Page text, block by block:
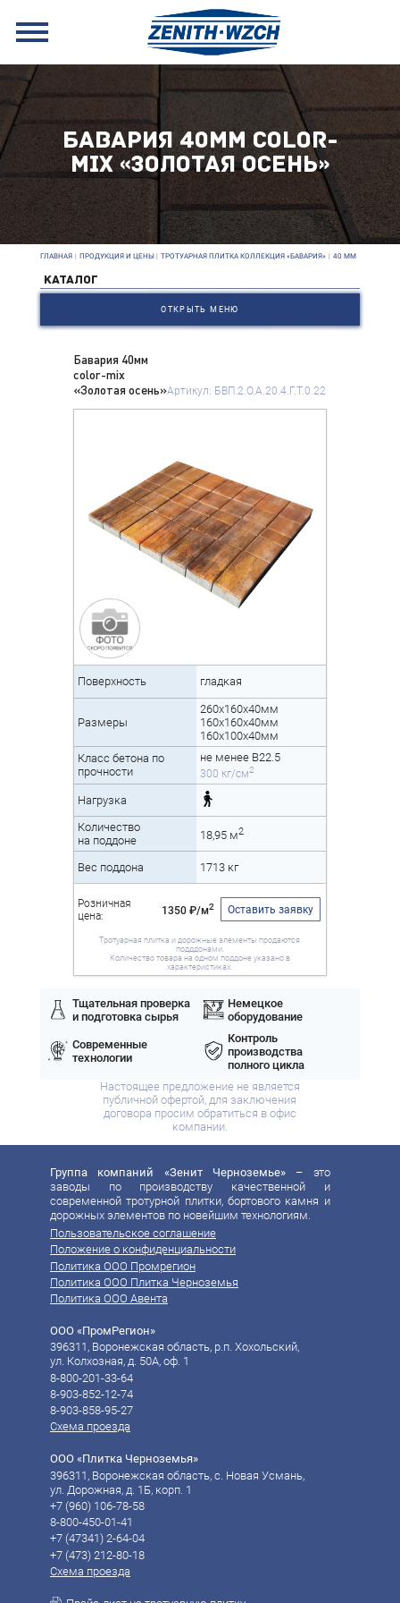
БАВАРИЯ 40ММ COLOR-
MIX «ЗОЛОТАЯ ОСЕНЬ»
ГЛАВНАЯ ПРОДУКЦИЯ И ЦЕНЫ ТРОТУАРНАЯ ПЛИТКА КОЛЛЕКЦИЯ «БАВАРИЯ» 40 ММ
КАТАЛОГ
ОТКРЫТЬ МЕНЮ
Бавария 40мм
color-mix
«Золотая осень»Артикул: БВП.2.О.А.20.4.Г.Т.0.22
Поверхность гладкая
Размеры
260х160х40мм
160х160х40мм
160х100х40мм
Класс бетона по
прочности
не менее B22.5
300 кг/см2
Нагрузка
Количество
на поддоне
18,95 м2
Вес поддона 1713 кг
Розничная
цена:
1350 ₽/м2 Оставить заявку
Тротуарная плитка и дорожные элементы продаются
подддонами.
Количество товара на одном поддоне указано в
характеристиках.
Тщательная проверка
и подготовка сырья
Немецкое
оборудование
Современные
технологии
Контроль
производства
полного цикла
Настоящее предложение не является
публичной офертой, для заключения
договора просим обратиться в офис
компании.
Группа компаний «Зенит Черноземье»– это
заводы по производству качественной и
современной тротурной плитки, бортового камня и
дорожных элементов по новейшим технологиям.
Пользовательское соглашение
Положение о конфиденциальности
Политика ООО Промрегион
Политика ООО Плитка Черноземья
Политика ООО Авента
ООО «ПромРегион»
396311, Воронежская область, р.п. Хохольский,
ул. Колхозная, д. 50А, оф. 1
8-800-201-33-64
8-903-852-12-74
8-903-858-95-27
Схема проезда
ООО «Плитка Черноземья»
396311, Воронежская область, с. Новая Усмань,
ул. Дорожная, д. 1Б, корп. 1
+7 (960) 106-78-58‬
8-800-450-01-41
‪‪+7 (47341) 2-64-04
‪‪+7 (473) 212-80-18
Схема проезда